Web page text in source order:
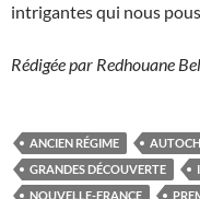
intrigantes qui nous
Rédigée par Redhouane
ANCIEN RÉGIME
GRANDES DÉCOUVERTE
NOUVELLE-FRANCE